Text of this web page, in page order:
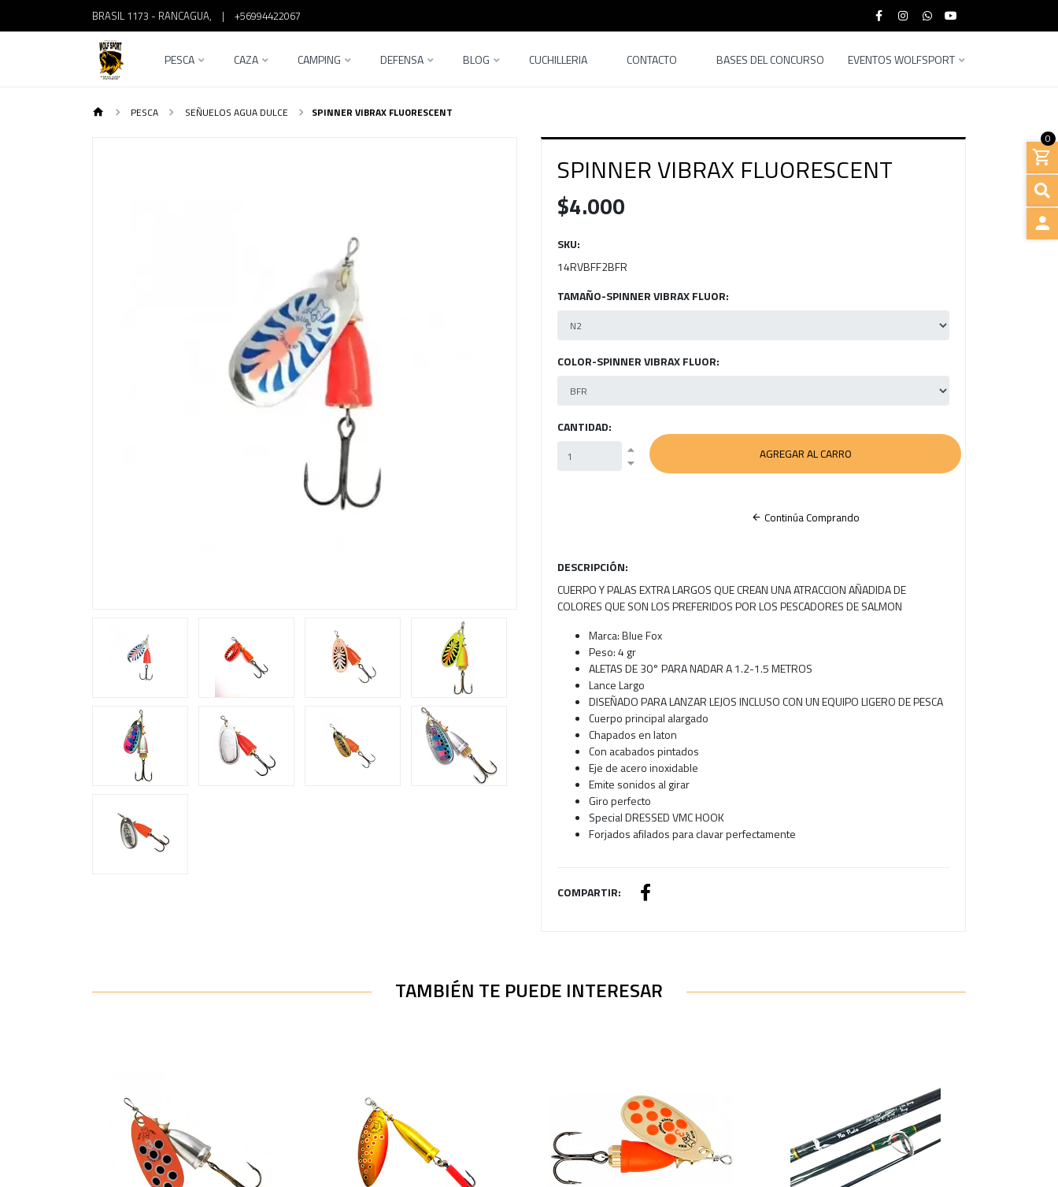
BRASIL 1173 - RANCAGUA, | +56994422067
PESCA CAZA CAMPING DEFENSA BLOG CUCHILLERIA CONTACTO BASES DEL CONCURSO EVENTOS WOLFSPORT
0
PESCA SEÑUELOS AGUA DULCE SPINNER VIBRAX FLUORESCENT
SPINNER VIBRAX FLUORESCENT
$4.000
SKU:
14RVBFF2BFR
TAMAÑO-SPINNER VIBRAX FLUOR:
COLOR-SPINNER VIBRAX FLUOR:
CANTIDAD:
Continúa Comprando
DESCRIPCIÓN:
CUERPO Y PALAS EXTRA LARGOS QUE CREAN UNA ATRACCION AÑADIDA DE
COLORES QUE SON LOS PREFERIDOS POR LOS PESCADORES DE SALMON
Marca: Blue Fox
Peso: 4 gr
ALETAS DE 30° PARA NADAR A 1.2-1.5 METROS
Lance Largo
DISEÑADO PARA LANZAR LEJOS INCLUSO CON UN EQUIPO LIGERO DE PESCA
Cuerpo principal alargado
Chapados en laton
Con acabados pintados
Eje de acero inoxidable
Emite sonidos al girar
Giro perfecto
Special DRESSED VMC HOOK
Forjados afilados para clavar perfectamente
COMPARTIR:
TAMBIÉN TE PUEDE INTERESAR